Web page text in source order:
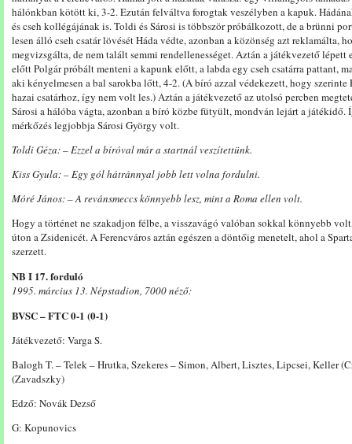
hálónkban kötött ki, 3-2. Ezután felváltva forogtak veszélyben a kapuk.
és cseh kollégájának is. Toldi és Sárosi is többször próbálkozott, de a brünni
lesen álló cseh csatár lövését Háda védte, azonban a közönség azt reklamálta,
megvizsgálta, de nem talált semmi rendellenességet. Aztán a játékvezető
előtt Polgár próbált menteni a kapunk előtt, a labda egy cseh csatárra pattant,
aki kényelmesen a bal sarokba lőtt, 4-2. (A bíró azzal védekezett, hogy
hazai csatárhoz, így nem volt les.) Aztán a játékvezető az utolsó percben
Sárosi a hálóba vágta, azonban a bíró közbe fütyült, mondván lejárt a
mérkőzés legjobbja Sárosi György volt.
Toldi Géza: – Ezzel a bíróval már a startnál veszítettünk.
Kiss Gyula: – Egy gól hátránnyal jobb lett volna fordulni.
Móré János: – A revánsmeccs könnyebb lesz, mint a Roma ellen volt.
Hogy a történet ne szakadjon félbe, a visszavágó valóban sokkal könnyebb
úton a Zsidenicét. A Ferencváros aztán egészen a döntőig menetelt, ahol a
szerzett.
NB I 17. forduló
1995. március 13. Népstadion, 7000 néző:
BVSC – FTC 0-1 (0-1)
Játékvezető: Varga S.
Balogh T. – Telek – Hrutka, Szekeres – Simon, Albert, Lisztes, Lipcsei, Keller
(Zavadszky)
Edző: Novák Dezső
G: Kopunovics